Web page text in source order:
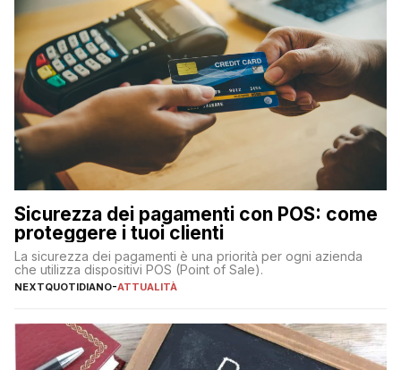
Sicurezza dei pagamenti con POS: come
proteggere i tuoi clienti
La sicurezza dei pagamenti è una priorità per ogni azienda
che utilizza dispositivi POS (Point of Sale).
NEXTQUOTIDIANO-ATTUALITÀ